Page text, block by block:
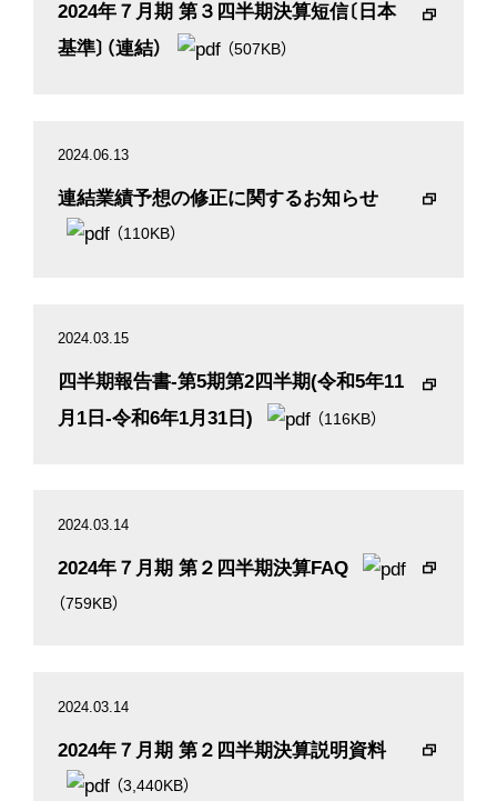
2024年７月期 第３四半期決算短信〔日本
基準〕（連結）
（507KB）
2024.06.13
連結業績予想の修正に関するお知らせ
（110KB）
2024.03.15
四半期報告書-第5期第2四半期(令和5年11
月1日-令和6年1月31日)
（116KB）
2024.03.14
2024年７月期 第２四半期決算FAQ
（759KB）
2024.03.14
2024年７月期 第２四半期決算説明資料
（3,440KB）